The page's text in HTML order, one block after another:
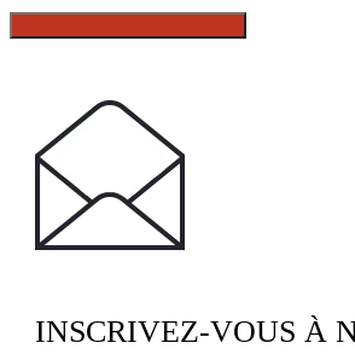
INSCRIVEZ-VOUS À